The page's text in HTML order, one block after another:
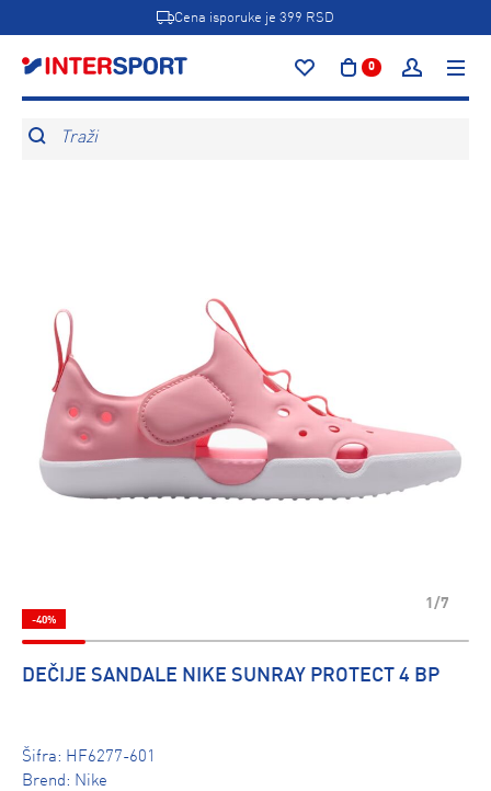
Cena isporuke je 399 RSD
0
Traži
1/7
-40%
DEČIJE SANDALE NIKE SUNRAY PROTECT 4 BP
Šifra: HF6277-601
Brend: Nike